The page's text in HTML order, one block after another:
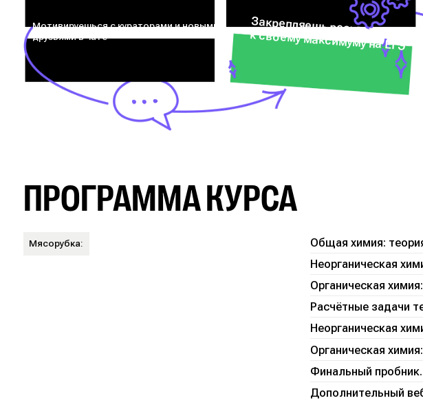
Мотивируешься с кураторами и новыми
друзьями в чате
Закрепляешь результат и идёшь к своему максимуму на ЕГЭ
ПРОГРАММА КУРСА
Мясорубка:
Общая химия:
Неорганическая
Органическая
Расчётные задачи
Неорганическая
Органическая
Финальный
Дополнительный